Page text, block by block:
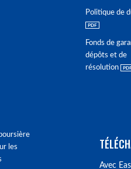
Politique de
Fonds de
dépôts et de
résolution
les
Avec